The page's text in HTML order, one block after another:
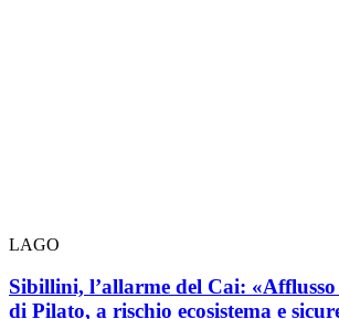
LAGO
Sibillini, l’allarme del Cai:
di Pilato, a rischio ecosistema e